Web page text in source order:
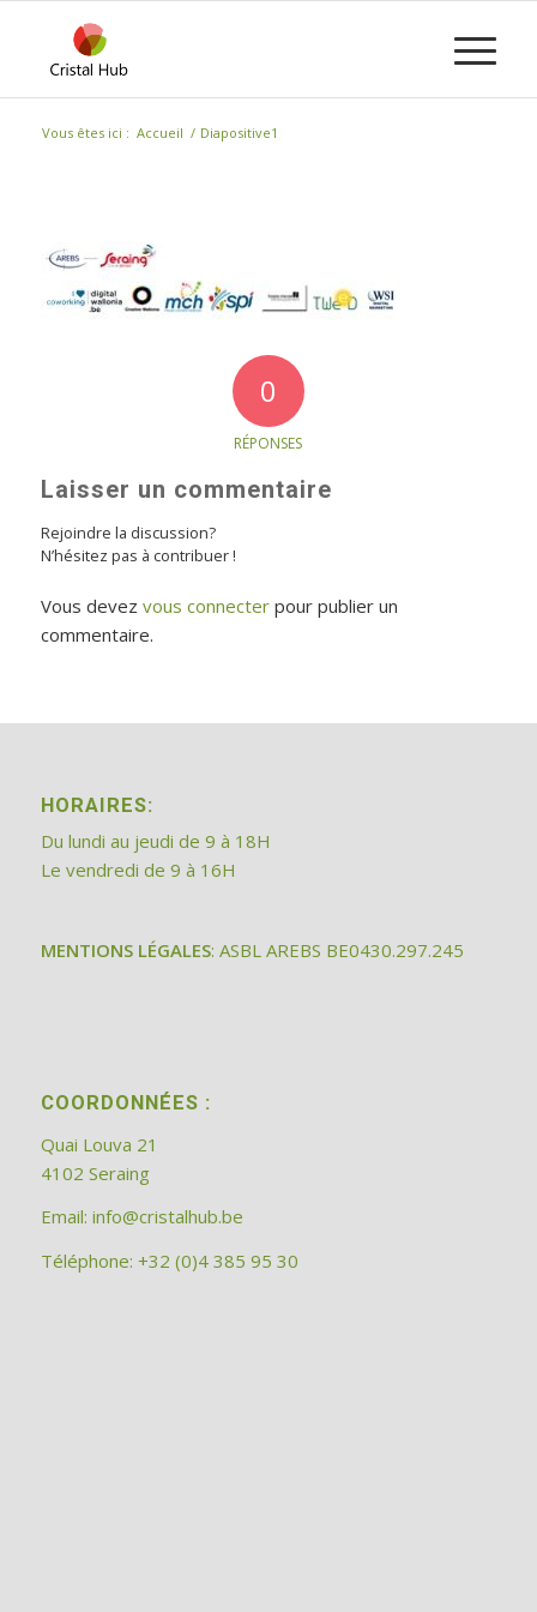
Vous êtes ici : Accueil / Diapositive1
0
RÉPONSES
Laisser un commentaire
Rejoindre la discussion?
N’hésitez pas à contribuer !
Vous devez vous connecterpour publier un
commentaire.
HORAIRES:
Du lundi au jeudi de 9 à 18H
Le vendredi de 9 à 16H
MENTIONS LÉGALES: ASBL AREBS BE0430.297.245
COORDONNÉES :
Quai Louva 21
4102 Seraing
Email: info@cristalhub.be
Téléphone: +32 (0)4 385 95 30